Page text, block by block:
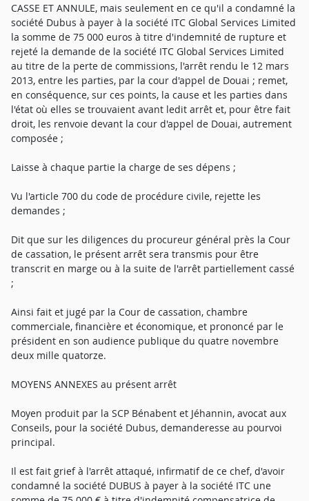
CASSE ET ANNULE, mais seulement en ce qu'il a condamné la
société Dubus à payer à la société ITC Global Services Limited
la somme de 75 000 euros à titre d'indemnité de rupture et
rejeté la demande de la société ITC Global Services Limited
au titre de la perte de commissions, l'arrêt rendu le 12 mars
2013, entre les parties, par la cour d'appel de Douai ; remet,
en conséquence, sur ces points, la cause et les parties dans
l'état où elles se trouvaient avant ledit arrêt et, pour être fait
droit, les renvoie devant la cour d'appel de Douai, autrement
composée ;
Laisse à chaque partie la charge de ses dépens ;
Vu l'article 700 du code de procédure civile, rejette les
demandes ;
Dit que sur les diligences du procureur général près la Cour
de cassation, le présent arrêt sera transmis pour être
transcrit en marge ou à la suite de l'arrêt partiellement cassé
;
Ainsi fait et jugé par la Cour de cassation, chambre
commerciale, financière et économique, et prononcé par le
président en son audience publique du quatre novembre
deux mille quatorze.
MOYENS ANNEXES au présent arrêt
Moyen produit par la SCP Bénabent et Jéhannin, avocat aux
Conseils, pour la société Dubus, demanderesse au pourvoi
principal.
Il est fait grief à l'arrêt attaqué, infirmatif de ce chef, d'avoir
condamné la société DUBUS à payer à la société ITC une